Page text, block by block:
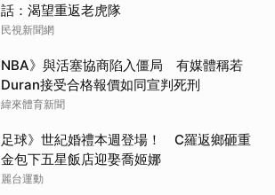
話：渴望重返老虎隊
民視新聞網
NBA》與活塞協商陷入僵局 有媒體稱若
Duran接受合格報價如同宣判死刑
緯來體育新聞
足球》世紀婚禮本週登場！ C羅返鄉砸重
金包下五星飯店迎娶喬姬娜
麗台運動